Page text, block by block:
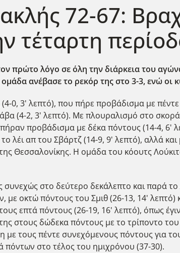
72-67:
τέταρτη
πρώτο λόγο σε όλη την διάρκεια του
ανέβασε το ρεκόρ της στο 3-3, ενώ οι
0, 3' λεπτό), που πήρε προβάδισμα με
(4-2, 3' λεπτό). Με πλουραλισμό στο
προβάδισμα με δέκα πόντους (14-4, 6'
λέι απ του Σβάρτζ (14-9, 9' λεπτό), αλλά
Θεσσαλονίκης. Η ομάδα του κόουτς
στο δεύτερο δεκάλεπτο και παρά
με οκτώ πόντους του Σμιθ (26-13, 14'
επτά πόντους (26-19, 16' λεπτό), όπως
στους δώδεκα πόντους με το τρίποντο
με τους πέντε συνεχόμενους πόντους για
πόντων στο τέλος του ημιχρόνου (37-30).